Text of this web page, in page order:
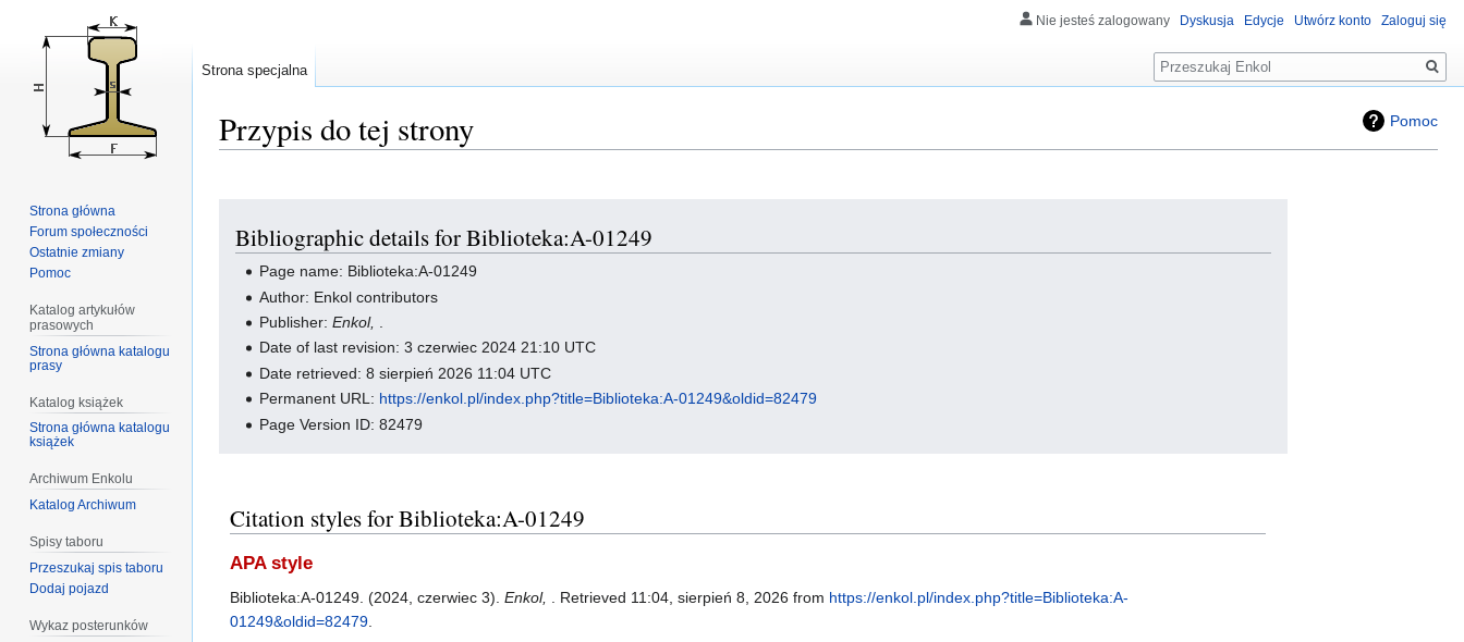
Pomoc
Przypis do tej strony
nawigacji
wyszukiwania
Bibliographic details for Biblioteka:A-01249
Page name: Biblioteka:A-01249
Author: Enkol contributors
Publisher:Enkol,
Date of last revision: 3 czerwiec 2024 21:10 UTC
Date retrieved: 8 sierpień 2026 11:04 UTC
Permanent URL: https://enkol.pl/index.php?title=Biblioteka:A-01249&oldid=82479
Page Version ID: 82479
Citation styles for Biblioteka:A-01249
APA style
Biblioteka:A-01249. (2024, czerwiec 3). Enkol, . Retrieved 11:04, sierpień 8, 2026 from https://enkol.pl/index.php?title=Biblioteka:A-
01249&oldid=82479
Nie jesteś zalogowany Dyskusja Edycje Utwórz konto Zaloguj się
Strona specjalna
Szukaj
Strona główna
Forum społeczności
Ostatnie zmiany
Pomoc
Katalog artykułów
prasowych
Strona główna katalogu
prasy
Katalog książek
Strona główna katalogu
książek
Archiwum Enkolu
Katalog Archiwum
Spisy taboru
Przeszukaj spis taboru
Dodaj pojazd
Wykaz posterunków